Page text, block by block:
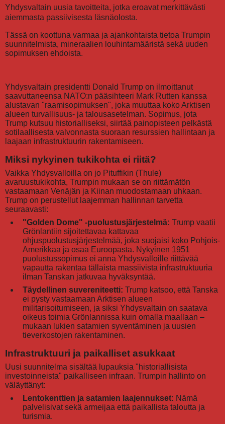
Yhdysvaltain uusia tavoitteita, jotka eroavat merkittävästi
aiemmasta passiivisesta läsnäolosta.
Tässä on koottuna varmaa ja ajankohtaista tietoa Trumpin
suunnitelmista, mineraalien louhintamääristä sekä uuden
sopimuksen ehdoista.
Yhdysvaltain presidentti Donald Trump on ilmoittanut
saavuttaneensa NATO:n pääsihteeri Mark Rutten kanssa
alustavan "raamisopimuksen", joka muuttaa koko Arktisen
alueen turvallisuus- ja talousasetelman. Sopimus, jota
Trump kutsuu historialliseksi, siirtää painopisteen pelkästä
sotilaallisesta valvonnasta suoraan resurssien hallintaan ja
laajaan infrastruktuurin rakentamiseen.
Miksi nykyinen tukikohta ei riitä?
Vaikka Yhdysvalloilla on jo Pituffikin (Thule)
avaruustukikohta, Trumpin mukaan se on riittämätön
vastaamaan Venäjän ja Kiinan muodostamaan uhkaan.
Trump on perustellut laajemman hallinnan tarvetta
seuraavasti:
"Golden Dome" -puolustusjärjestelmä: Trump vaatii
Grönlantiin sijoitettavaa kattavaa
ohjuspuolustusjärjestelmää, joka suojaisi koko Pohjois-
Amerikkaa ja osaa Euroopasta. Nykyinen 1951
puolustussopimus ei anna Yhdysvalloille riittävää
vapautta rakentaa tällaista massiivista infrastruktuuria
ilman Tanskan jatkuvaa hyväksyntää.
Täydellinen suvereniteetti: Trump katsoo, että Tanska
ei pysty vastaamaan Arktisen alueen
militarisoitumiseen, ja siksi Yhdysvaltain on saatava
oikeus toimia Grönlannissa kuin omalla maallaan –
mukaan lukien satamien syventäminen ja uusien
tieverkostojen rakentaminen.
Infrastruktuuri ja paikalliset asukkaat
Uusi suunnitelma sisältää lupauksia "historiallisista
investoinneista" paikalliseen infraan. Trumpin hallinto on
väläyttänyt:
Lentokenttien ja satamien laajennukset: Nämä
palvelisivat sekä armeijaa että paikallista taloutta ja
turismia.